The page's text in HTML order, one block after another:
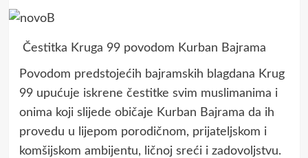
Čestitka Kruga 99 povodom Kurban Bajrama
Povodom predstojećih bajramskih blagdana Krug
99 upućuje iskrene čestitke svim muslimanima i
onima koji slijede običaje Kurban Bajrama da ih
provedu u lijepom porodičnom, prijateljskom i
komšijskom ambijentu, ličnoj sreći i zadovoljstvu.